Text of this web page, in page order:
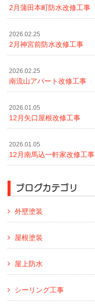
2月蒲田本町防水改修工事
2026.02.25
2月神宮前防水改修工事
2026.02.25
南流山アパート改修工事
2026.01.05
12月矢口屋根改修工事
2026.01.05
12月南馬込一軒家改修工事
ブログカテゴリ
外壁塗装
屋根塗装
屋上防水
シーリング工事